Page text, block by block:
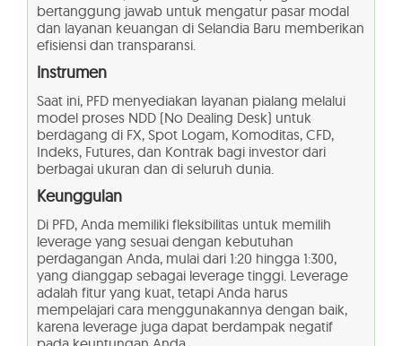
bertanggung jawab untuk mengatur pasar modal
dan layanan keuangan di Selandia Baru memberikan
efisiensi dan transparansi.
Instrumen
Saat ini, PFD menyediakan layanan pialang melalui
model proses NDD (No Dealing Desk) untuk
berdagang di FX, Spot Logam, Komoditas, CFD,
Indeks, Futures, dan Kontrak bagi investor dari
berbagai ukuran dan di seluruh dunia.
Keunggulan
Di PFD, Anda memiliki fleksibilitas untuk memilih
leverage yang sesuai dengan kebutuhan
perdagangan Anda, mulai dari 1:20 hingga 1:300,
yang dianggap sebagai leverage tinggi. Leverage
adalah fitur yang kuat, tetapi Anda harus
mempelajari cara menggunakannya dengan baik,
karena leverage juga dapat berdampak negatif